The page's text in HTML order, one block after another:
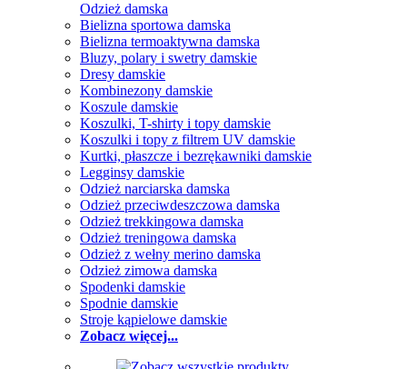
Odzież damska
Bielizna sportowa damska
Bielizna termoaktywna damska
Bluzy, polary i swetry damskie
Dresy damskie
Kombinezony damskie
Koszule damskie
Koszulki, T-shirty i topy damskie
Koszulki i topy z filtrem UV damskie
Kurtki, płaszcze i bezrękawniki damskie
Legginsy damskie
Odzież narciarska damska
Odzież przeciwdeszczowa damska
Odzież trekkingowa damska
Odzież treningowa damska
Odzież z wełny merino damska
Odzież zimowa damska
Spodenki damskie
Spodnie damskie
Stroje kąpielowe damskie
Zobacz więcej...